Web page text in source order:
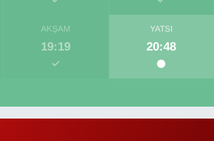
AKŞAM
19:19
YATSI
20:48